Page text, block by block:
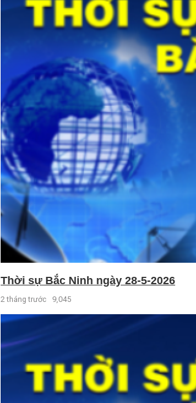
Thời sự Bắc Ninh ngày 28-5-2026
2 tháng trước 9,045